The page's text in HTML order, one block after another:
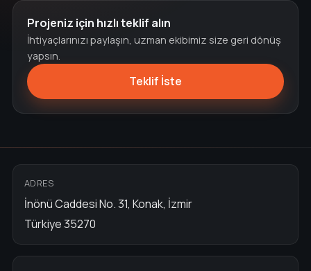
Projeniz için hızlı teklif alın
İhtiyaçlarınızı paylaşın, uzman ekibimiz size geri dönüş
yapsın.
Teklif İste
ADRES
İnönü Caddesi No. 31, Konak, İzmir
Türkiye 35270